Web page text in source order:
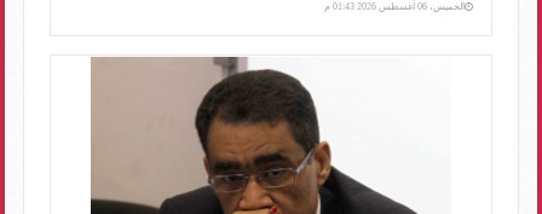
الخميس، 06 أغسطس 2026 01:43 م